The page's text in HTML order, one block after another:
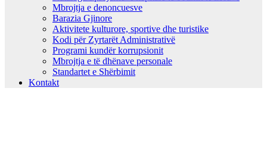
Mbrojtja e denoncuesve
Barazia Gjinore
Aktivitete kulturore, sportive dhe turistike
Kodi për Zyrtarët Administrativë
Programi kundër korrupsionit
Mbrojtja e të dhënave personale
Standartet e Shërbimit
Kontakt